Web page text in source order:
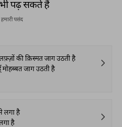
पढ़ सकते हैं
हमारी पसंद
की क़िस्मत जाग उठती है
जाग उठती है
लगा है
है